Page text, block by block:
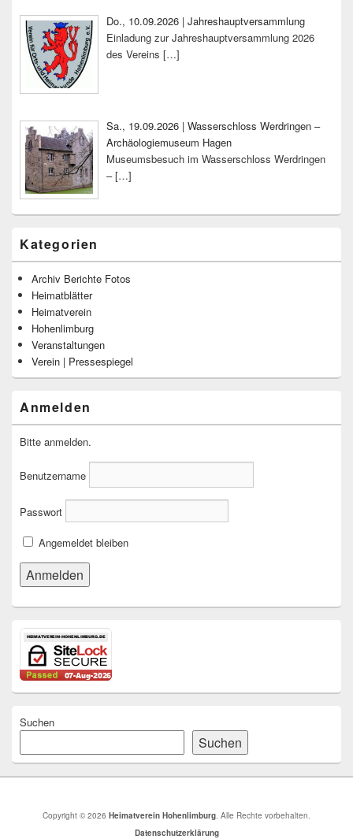
Do., 10.09.2026 | Jahreshauptversammlung
Einladung zur Jahreshauptversammlung 2026
des Vereins […]
Sa., 19.09.2026 | Wasserschloss Werdringen –
Archäologiemuseum Hagen
Museumsbesuch im Wasserschloss Werdringen
–[…]
Kategorien
Archiv Berichte Fotos
Heimatblätter
Heimatverein
Hohenlimburg
Veranstaltungen
Verein | Pressespiegel
Anmelden
Bitte anmelden.
Benutzername
Passwort
Angemeldet bleiben
Suchen
Suchen
Copyright © 2026 Heimatverein Hohenlimburg. Alle Rechte vorbehalten.
Datenschutzerklärung